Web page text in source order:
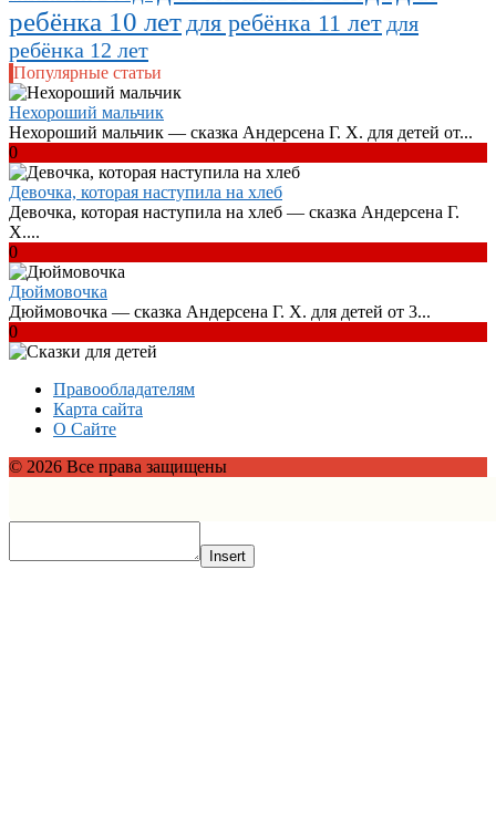
ребёнка 10 лет для ребёнка 11 лет для
ребёнка 12 лет
Популярные статьи
Нехороший мальчик
Нехороший мальчик — сказка Андерсена Г. Х. для детей от...
0
Девочка, которая наступила на хлеб
Девочка, которая наступила на хлеб — сказка Андерсена Г.
Х....
0
Дюймовочка
Дюймовочка — сказка Андерсена Г. Х. для детей от 3...
0
Правообладателям
Карта сайта
О Сайте
© 2026 Все права защищены
Insert